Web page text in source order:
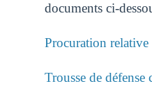
documents ci-
Procuration
Trousse de défense